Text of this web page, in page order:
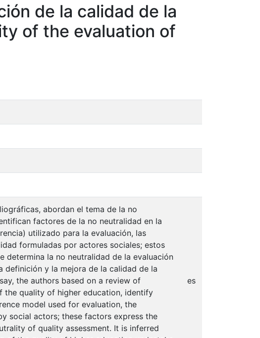
de la calidad de la
of the evaluation of
abordan el tema de la no
factores de la no neutralidad en la
utilizado para la evaluación, las
formuladas por actores sociales; estos
la no neutralidad de la evaluación
definición y la mejora de la calidad de la
the authors based on a review of
the quality of higher education, identify
model used for evaluation, the
social actors; these factors express the
of quality assessment. It is inferred
es